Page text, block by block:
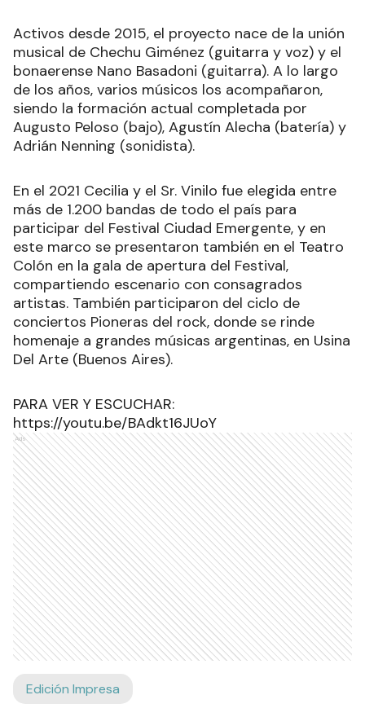
Activos desde 2015, el proyecto nace de la unión
musical de Chechu Giménez (guitarra y voz) y el
bonaerense Nano Basadoni (guitarra). A lo largo
de los años, varios músicos los acompañaron,
siendo la formación actual completada por
Augusto Peloso (bajo), Agustín Alecha (batería) y
Adrián Nenning (sonidista).
En el 2021 Cecilia y el Sr. Vinilo fue elegida entre
más de 1.200 bandas de todo el país para
participar del Festival Ciudad Emergente, y en
este marco se presentaron también en el Teatro
Colón en la gala de apertura del Festival,
compartiendo escenario con consagrados
artistas. También participaron del ciclo de
conciertos Pioneras del rock, donde se rinde
homenaje a grandes músicas argentinas, en Usina
Del Arte (Buenos Aires).
PARA VER Y ESCUCHAR:
https://youtu.be/BAdkt16JUoY
Ads
Edición Impresa